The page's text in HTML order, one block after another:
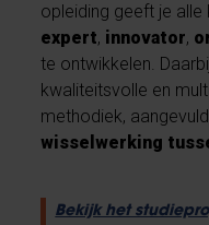
opleiding geeft je
expert, innovator,
te ontwikkelen.
kwaliteitsvolle en
methodiek,
wisselwerking
Bekijk het